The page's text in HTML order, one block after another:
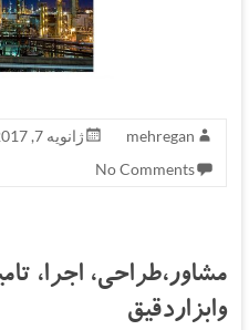
mehregan ژانویه 7, 2017
No Comments
مشاور،طراحی، اجرا،
وابزاردقیق